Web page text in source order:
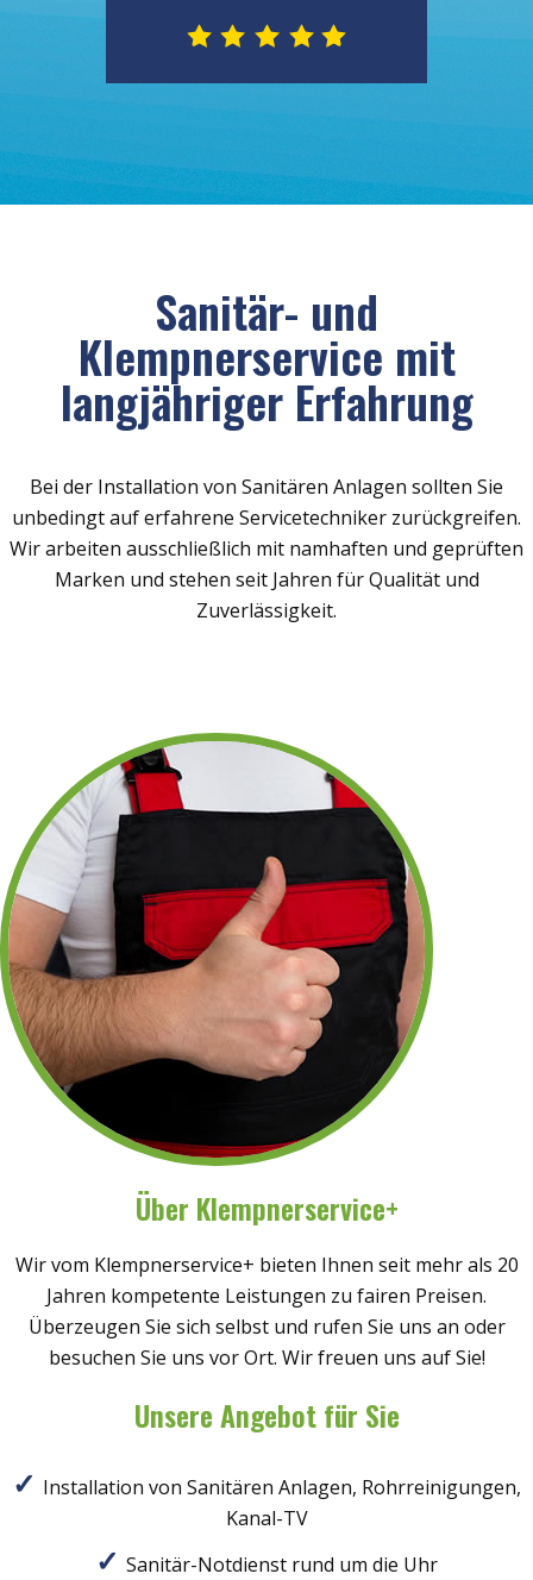
Sanitär- und
Klempnerservice mit
langjähriger Erfahrung
Bei der Installation von Sanitären Anlagen sollten Sie
unbedingt auf erfahrene Servicetechniker zurückgreifen.
Wir arbeiten ausschließlich mit namhaften und geprüften
Marken und stehen seit Jahren für Qualität und
Zuverlässigkeit.
Über Klempnerservice+
Wir vom Klempnerservice+ bieten Ihnen seit mehr als 20
Jahren kompetente Leistungen zu fairen Preisen.
Überzeugen Sie sich selbst und rufen Sie uns an oder
besuchen Sie uns vor Ort. Wir freuen uns auf Sie!
Unsere Angebot für Sie
Installation von Sanitären Anlagen, Rohrreinigungen,
Kanal-TV
Sanitär-Notdienst rund um die Uhr